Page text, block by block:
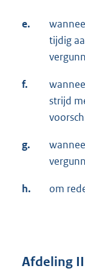
e.
tijdig
f.
strijd
g.
h. om
Afdeling